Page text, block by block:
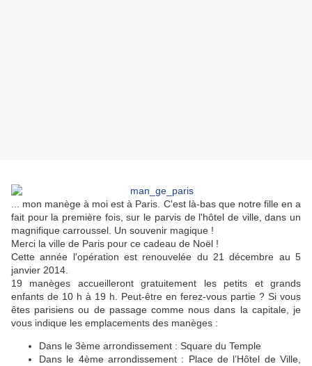
... mon manège à moi est à Paris. C'est là-bas que notre fille en a
fait pour la première fois, sur le parvis de l'hôtel de ville, dans un
magnifique carroussel. Un souvenir magique !
Merci la ville de Paris pour ce cadeau de Noël !
Cette année l'opération est renouvelée du 21 décembre au 5
janvier 2014.
19 manèges accueilleront gratuitement les petits et grands
enfants de 10 h à 19 h. Peut-être en ferez-vous partie ? Si vous
êtes parisiens ou de passage comme nous dans la capitale, je
vous indique les emplacements des manèges :
Dans le 3ème arrondissement : Square du Temple
Dans le 4ème arrondissement : Place de l’Hôtel de Ville,